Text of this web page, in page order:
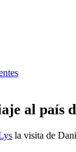
al país
la visita de